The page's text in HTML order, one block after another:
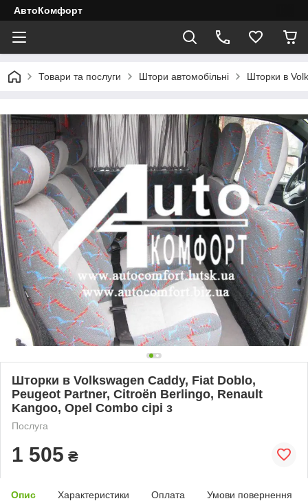
АвтоКомфорт
Товари та послуги Штори автомобільні Шторки в
Шторки в Volkswagen Caddy, Fiat Doblo,
Peugeot Partner, Citroën Berlingo, Renault
Kangoo, Opel Combo сірі з
Послуга
1 505 ₴
Опис Характеристики Оплата Умови повернення